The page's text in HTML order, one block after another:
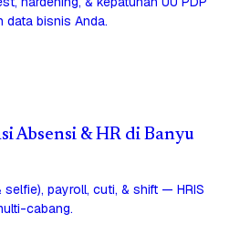
data bisnis Anda.
Absensi & HR di Banyu
selfie), payroll, cuti, & shift — HRIS
cabang.